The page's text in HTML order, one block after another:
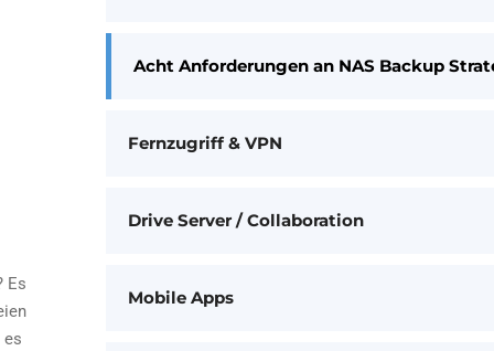
Es
es
Acht Anforderungen an NAS Backup
Fernzugriff & VPN
Drive Server / Collaboration
Mobile Apps